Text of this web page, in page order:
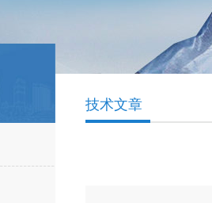
技术文章